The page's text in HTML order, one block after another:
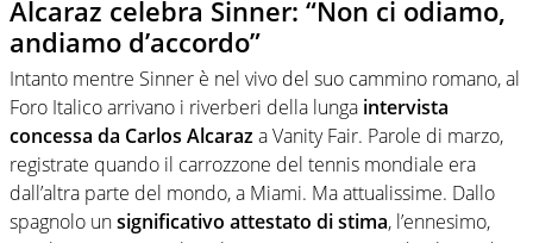
Alcaraz celebra Sinner: “Non ci odiamo,
andiamo d’accordo”
Intanto mentre Sinner è nel vivo del suo cammino romano, al
Foro Italico arrivano i riverberi della lunga intervista
concessa da Carlos Alcaraza Vanity Fair. Parole di marzo,
registrate quando il carrozzone del tennis mondiale era
dall’altra parte del mondo, a Miami. Ma attualissime. Dallo
spagnolo unsignificativo attestato di stima, l’ennesimo,